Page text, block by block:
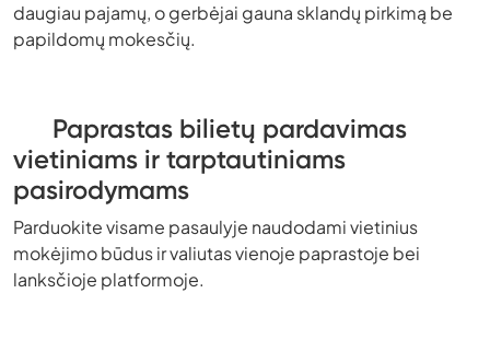
daugiau pajamų, o gerbėjai gauna sklandų pirkimą be
papildomų mokesčių.
Paprastas bilietų pardavimas
vietiniams ir tarptautiniams
pasirodymams
Parduokite visame pasaulyje naudodami vietinius
mokėjimo būdus ir valiutas vienoje paprastoje bei
lanksčioje platformoje.